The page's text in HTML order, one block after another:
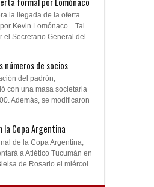
la llegada de la oferta
Kevin Lomónaco . Tal
el Secretario General del
números de socios
del padrón,
con una masa societaria
Además, se modificaron
la Copa Argentina
de la Copa Argentina,
a Atlético Tucumán en
de Rosario el miércol...